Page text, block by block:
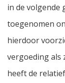
in de volgende
toegenomen
hierdoor
vergoeding als
heeft de